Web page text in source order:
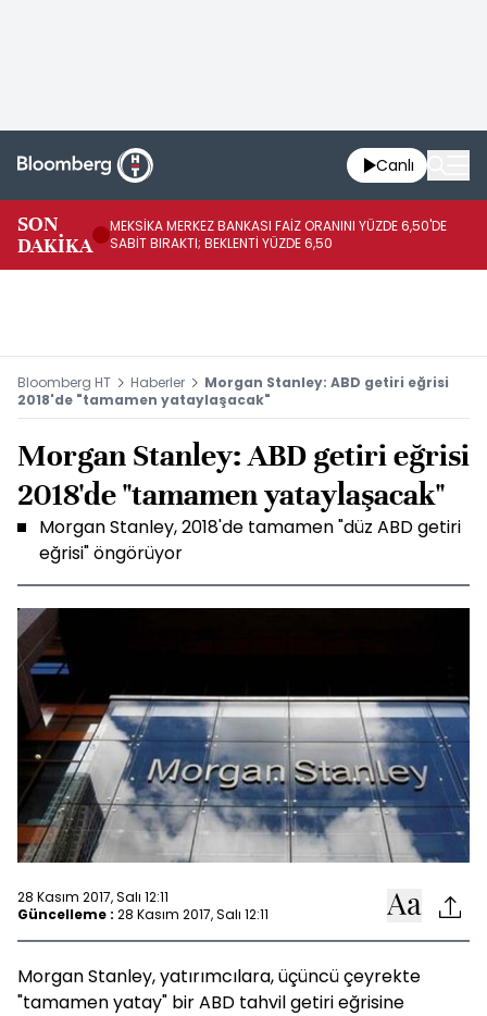
Canlı
SON
DAKİKA
MEKSİKA MERKEZ BANKASI FAİZ ORANINI YÜZDE 6,50'DE
SABİT BIRAKTI; BEKLENTİ YÜZDE 6,50
Bloomberg HT Haberler
Morgan Stanley: ABD getiri eğrisi
2018'de "tamamen yataylaşacak"
Morgan Stanley: ABD getiri eğrisi
2018'de "tamamen yataylaşacak"
Morgan Stanley, 2018'de tamamen "düz ABD getiri
eğrisi" öngörüyor
28 Kasım 2017, Salı 12:11
Güncelleme : 28 Kasım 2017, Salı 12:11
Morgan Stanley, yatırımcılara, üçüncü çeyrekte
"tamamen yatay" bir ABD tahvil getiri eğrisine